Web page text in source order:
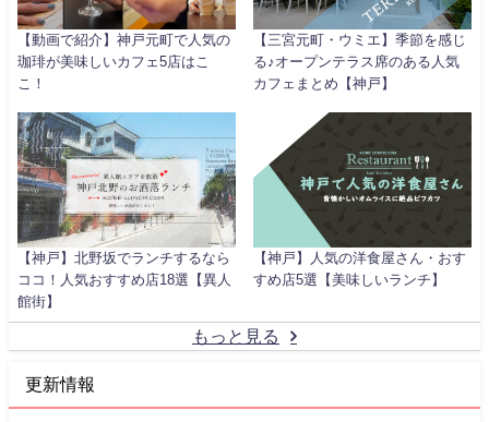
【動画で紹介】神戸元町で人気の
珈琲が美味しいカフェ5店はこ
こ！
【三宮元町・ウミエ】季節を感じ
る♪オープンテラス席のある人気
カフェまとめ【神戸】
【神戸】北野坂でランチするなら
ココ！人気おすすめ店18選【異人
館街】
【神戸】人気の洋食屋さん・おす
すめ店5選【美味しいランチ】
もっと見る
更新情報